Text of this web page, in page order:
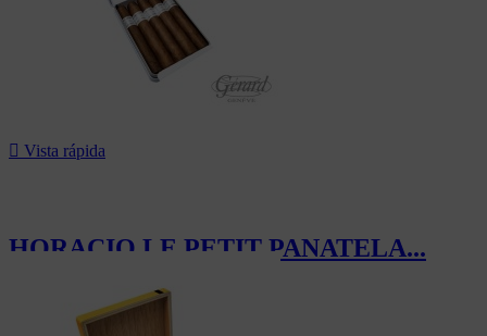
 Vista rápida
HORACIO LE PETIT PANATELA...